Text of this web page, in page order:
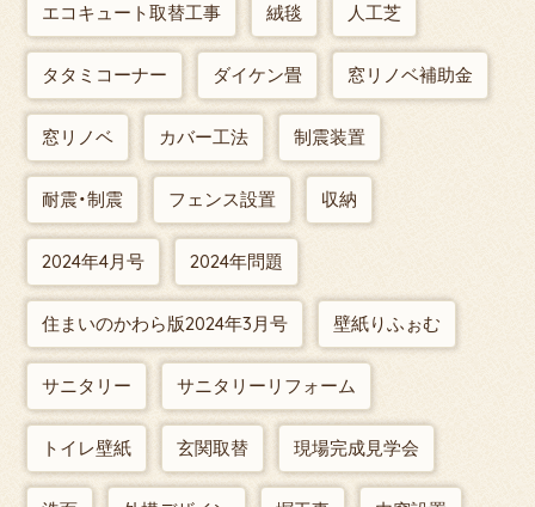
エコキュート取替工事 絨毯 人工芝
タタミコーナー ダイケン畳 窓リノベ補助金
窓リノベ カバー工法 制震装置
耐震・制震 フェンス設置 収納
2024年4月号 2024年問題
住まいのかわら版2024年3月号 壁紙りふぉむ
サニタリー サニタリーリフォーム
トイレ壁紙 玄関取替 現場完成見学会